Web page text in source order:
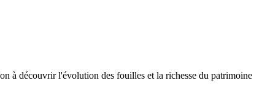
à découvrir l'évolution des fouilles et la richesse du patrimoine